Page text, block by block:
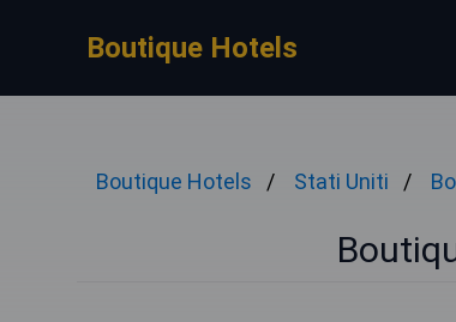
Boutique Hotels
Boutique Hotels Stati Uniti